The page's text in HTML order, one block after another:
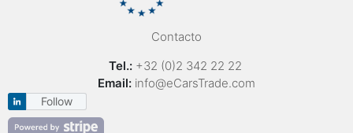
Contacto
Tel.: +32 (0)2 342 22 22
Email: info@eCarsTrade.com
Follow